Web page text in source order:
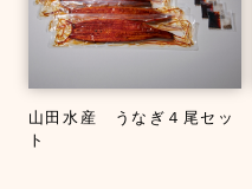
山田水産 うなぎ４尾セッ
ト